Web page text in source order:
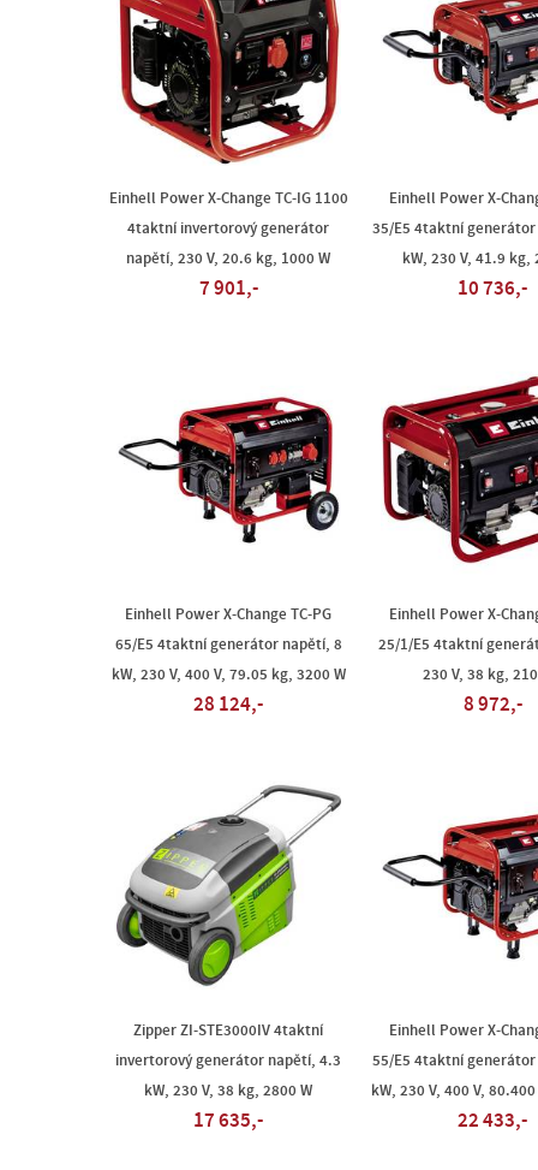
Einhell Power X-Change TC-IG 1100
4taktní invertorový generátor
napětí, 230 V, 20.6 kg, 1000 W
7 901,-
Einhell Power X-
35/E5 4taktní
kW, 230 V, 41.9 kg,
10 736,-
Einhell Power X-Change TC-PG
65/E5 4taktní generátor napětí, 8
kW, 230 V, 400 V, 79.05 kg, 3200 W
28 124,-
Einhell Power X-
25/1/E5 4taktní
230 V, 38 kg,
8 972,-
Zipper ZI-STE3000IV 4taktní
invertorový generátor napětí, 4.3
kW, 230 V, 38 kg, 2800 W
17 635,-
Einhell Power X-
55/E5 4taktní
kW, 230 V, 400 V,
22 433,-